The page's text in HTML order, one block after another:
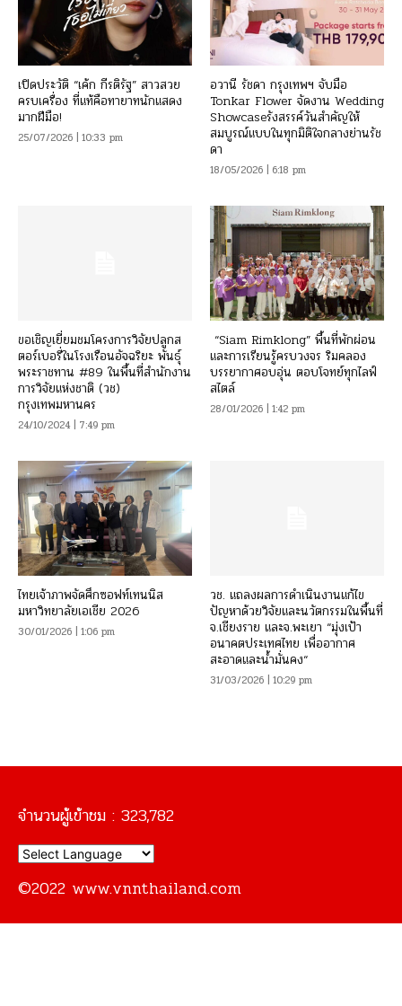
เปิดประวัติ “เค้ก กีรติรัฐ” สาวสวย
ครบเครื่อง ที่แท้คือทายาทนักแสดง
มากฝีมือ!
25/07/2026 | 10:33 pm
อวานี รัชดา กรุงเทพฯ จับมือ
Tonkar Flower จัดงาน Wedding
Showcaseรังสรรค์วันสำคัญให้
สมบูรณ์แบบในทุกมิติใจกลางย่านรัช
ดา
18/05/2026 | 6:18 pm
ขอเชิญเยี่ยมชมโครงการวิจัยปลูกส
ตอร์เบอรี่ในโรงเรือนอัจฉริยะ พันธุ์
พระราชทาน #89 ในพื้นที่สำนักงาน
การวิจัยแห่งชาติ (วช)
กรุงเทพมหานคร
24/10/2024 | 7:49 pm
“Siam Rimklong” พื้นที่พักผ่อน
และการเรียนรู้ครบวงจร ริมคลอง
บรรยากาศอบอุ่น ตอบโจทย์ทุกไลฟ์
สไตล์
28/01/2026 | 1:42 pm
ไทยเจ้าภาพจัดศึกซอฟท์เทนนิส
มหาวิทยาลัยเอเชีย 2026
30/01/2026 | 1:06 pm
วช. แถลงผลการดำเนินงานแก้ไข
ปัญหาด้วยวิจัยและนวัตกรรมในพื้นที่
จ.เชียงราย และจ.พะเยา “มุ่งเป้า
อนาคตประเทศไทย เพื่ออากาศ
สะอาดและน้ำมั่นคง“
31/03/2026 | 10:29 pm
จำนวนผู้เข้าชม : 323,782
©2022 www.vnnthailand.com